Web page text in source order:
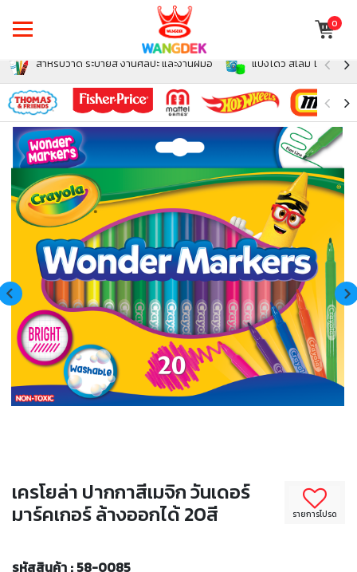
0
สำหรับวาด ระบายสี งานศิลปะ และงานฝีมือ แป้งโดว์ สไลม์ โฟม สำห
รายการโปรด
เครโยล่า ปากกาสีเมจิก วันเดอร์
มาร์คเกอร์ ล้างออกได้ 20สี
รหัสสินค้า : 58-0085